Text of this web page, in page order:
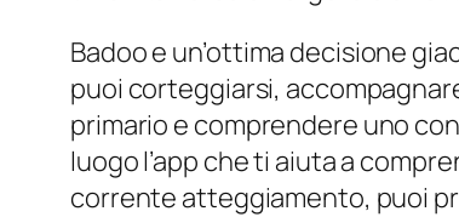
Badoo e un’ottima decisione
puoi corteggiarsi,
primario e comprendere uno
luogo l’app che ti aiuta a
corrente atteggiamento, puoi